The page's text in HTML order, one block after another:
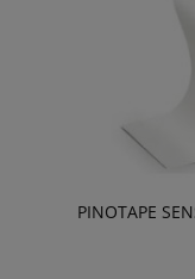
PINOTAPE